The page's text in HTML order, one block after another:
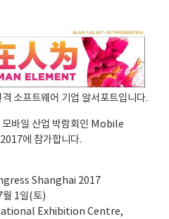
소프트웨어 기업 알서포트입니다.
모바일 산업 박람회인 Mobile
에 참가합니다.
Shanghai 2017
월 1일(토)
Exhibition Centre,